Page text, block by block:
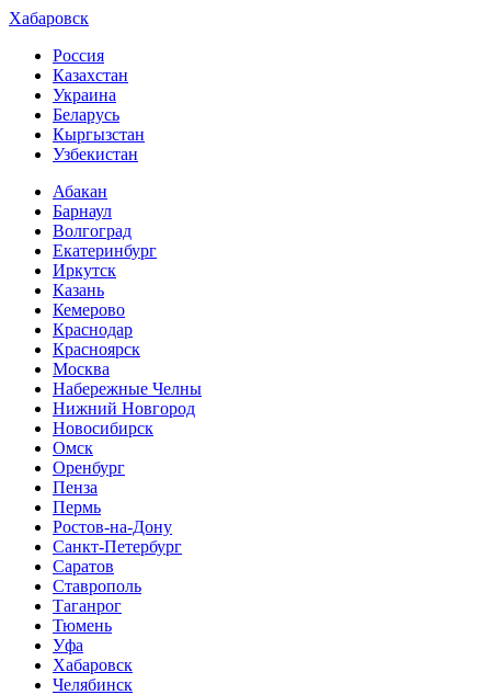
Хабаровск
Россия
Казахстан
Украина
Беларусь
Кыргызстан
Узбекистан
Абакан
Барнаул
Волгоград
Екатеринбург
Иркутск
Казань
Кемерово
Краснодар
Красноярск
Москва
Набережные Челны
Нижний Новгород
Новосибирск
Омск
Оренбург
Пенза
Пермь
Ростов-на-Дону
Санкт-Петербург
Саратов
Ставрополь
Таганрог
Тюмень
Уфа
Хабаровск
Челябинск